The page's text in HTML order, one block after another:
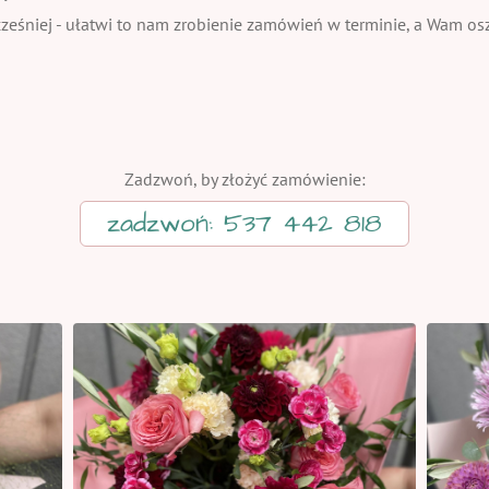
- ułatwi to nam zrobienie zamówień w terminie, a Wam
Zadzwoń, by złożyć zamówienie:
zadzwoń: 537 442 818